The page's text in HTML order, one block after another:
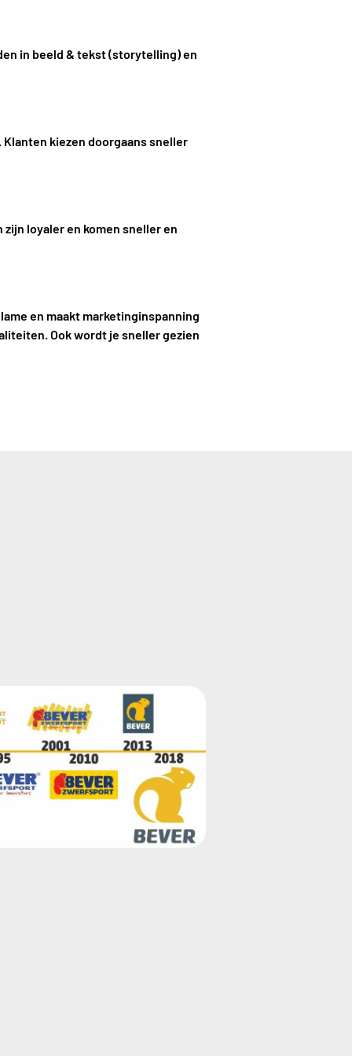
in beeld & tekst (storytelling) en
kiezen doorgaans sneller
loyaler en komen sneller en
en maakt marketinginspanning
Ook wordt je sneller gezien